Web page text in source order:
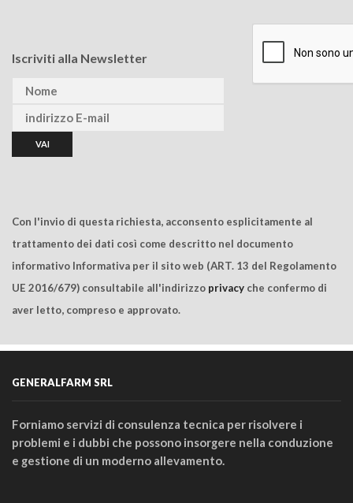
Iscriviti alla Newsletter
Con l'invio di questa richiesta, acconsento esplicitamente al
trattamento dei dati così come descritto nel documento
informativo Informativa per il sito web (ART. 13 del Regolamento
UE 2016/679) consultabile all'indirizzo privacy che confermo di
aver letto, compreso e approvato.
GENERALFARM SRL
Forniamo servizi di consulenza tecnica per risolvere i
problemi e i dubbi che possono insorgere nella conduzione
e gestione di un moderno allevamento.